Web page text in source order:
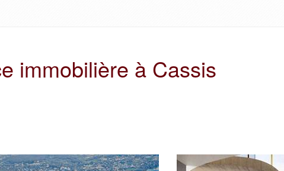
immobilière à Cassis